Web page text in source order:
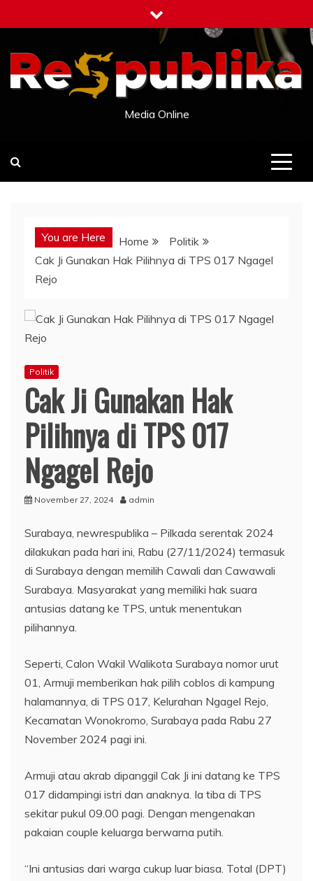
to
Media Online
You are Here Home
Politik
Cak Ji Gunakan Hak Pilihnya di TPS 017 Ngagel
Rejo
Politik
Cak Ji Gunakan Hak
Pilihnya di TPS 017
Ngagel Rejo
November 27, 2024 admin
Surabaya, newrespublika – Pilkada serentak 2024
dilakukan pada hari ini, Rabu (27/11/2024) termasuk
di Surabaya dengan memilih Cawali dan Cawawali
Surabaya. Masyarakat yang memiliki hak suara
antusias datang ke TPS, untuk menentukan
pilihannya.
Seperti, Calon Wakil Walikota Surabaya nomor urut
01, Armuji memberikan hak pilih coblos di kampung
halamannya, di TPS 017, Kelurahan Ngagel Rejo,
Kecamatan Wonokromo, Surabaya pada Rabu 27
November 2024 pagi ini.
Armuji atau akrab dipanggil Cak Ji ini datang ke TPS
017 didampingi istri dan anaknya. Ia tiba di TPS
sekitar pukul 09.00 pagi. Dengan mengenakan
pakaian couple keluarga berwarna putih.
“Ini antusias dari warga cukup luar biasa. Total (DPT)